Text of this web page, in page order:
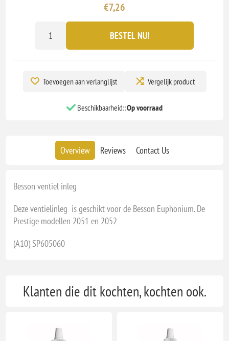
€7,26
BESTEL NU!
Toevoegen aan verlanglijst Vergelijk product
Beschikbaarheid::Op voorraad
Overview Reviews Contact Us
Besson ventiel inleg
Deze ventielinleg is geschikt voor de Besson Euphonium. De
Prestige modellen 2051 en 2052
(A10) SP605060
Klanten die dit kochten, kochten ook.